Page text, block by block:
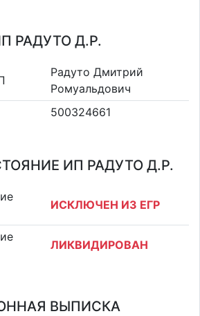
РАДУТО Д.Р.
Радуто Дмитрий
Ромуальдович
500324661
ИП РАДУТО Д.Р.
ИСКЛЮЧЕН ИЗ ЕГР
ЛИКВИДИРОВАН
ВЫПИСКА